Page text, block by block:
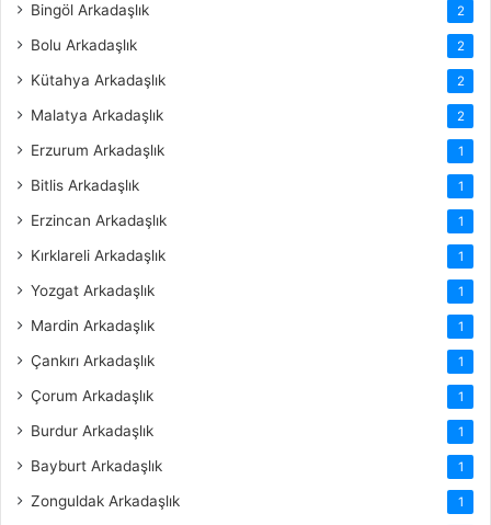
Bingöl Arkadaşlık 2
Bolu Arkadaşlık 2
Kütahya Arkadaşlık 2
Malatya Arkadaşlık 2
Erzurum Arkadaşlık 1
Bitlis Arkadaşlık 1
Erzincan Arkadaşlık 1
Kırklareli Arkadaşlık 1
Yozgat Arkadaşlık 1
Mardin Arkadaşlık 1
Çankırı Arkadaşlık 1
Çorum Arkadaşlık 1
Burdur Arkadaşlık 1
Bayburt Arkadaşlık 1
Zonguldak Arkadaşlık 1